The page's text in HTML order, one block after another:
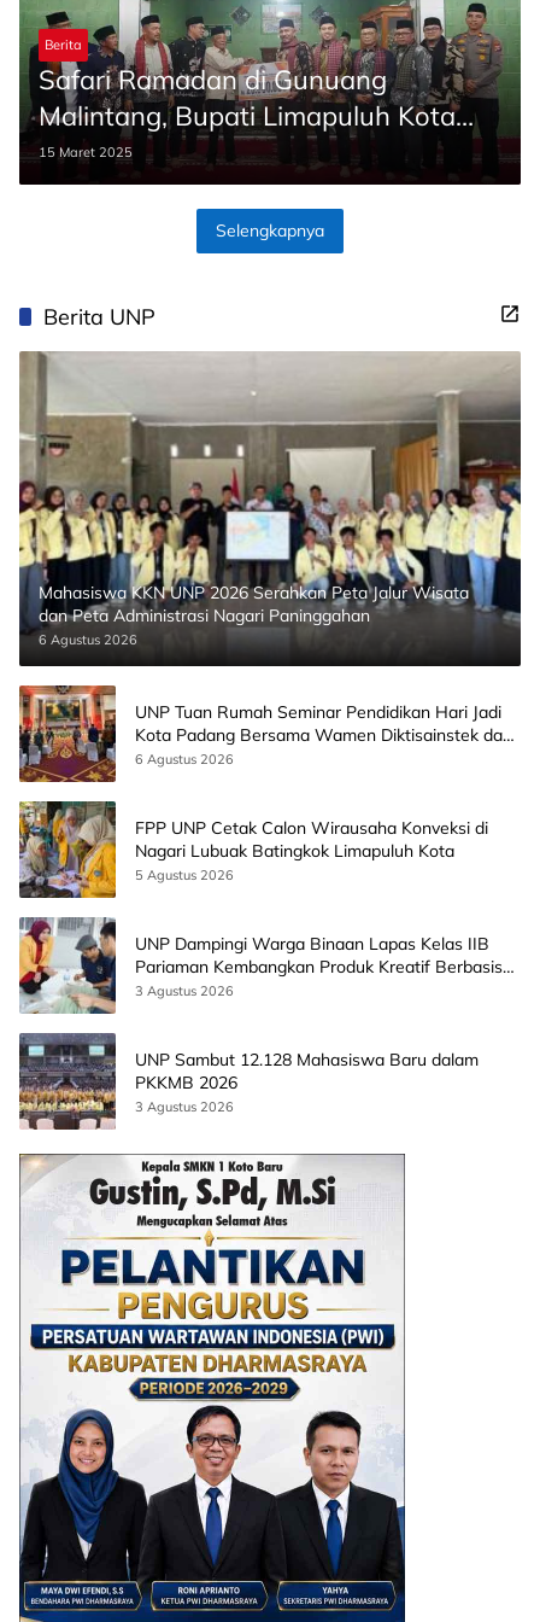
Berita
Safari Ramadan di Gunuang
Malintang, Bupati Limapuluh Kota
Ingatkan Hal ini
15 Maret 2025
Selengkapnya
Berita UNP
Mahasiswa KKN UNP 2026 Serahkan Peta Jalur Wisata
dan Peta Administrasi Nagari Paninggahan
6 Agustus 2026
UNP Tuan Rumah Seminar Pendidikan Hari Jadi
Kota Padang Bersama Wamen Diktisainstek dan
CEO EMGS Malaysia
6 Agustus 2026
FPP UNP Cetak Calon Wirausaha Konveksi di
Nagari Lubuak Batingkok Limapuluh Kota
5 Agustus 2026
UNP Dampingi Warga Binaan Lapas Kelas IIB
Pariaman Kembangkan Produk Kreatif Berbasis
AI
3 Agustus 2026
UNP Sambut 12.128 Mahasiswa Baru dalam
PKKMB 2026
3 Agustus 2026